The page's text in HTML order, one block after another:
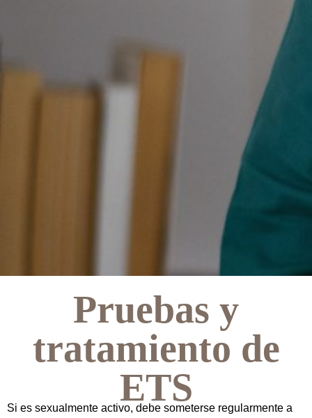
Pruebas y
tratamiento de
ETS
Si es sexualmente activo, debe someterse regularmente a